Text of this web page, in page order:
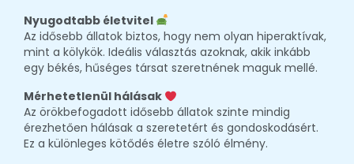
Nyugodtabb életvitel
Az idősebb állatok biztos, hogy nem olyan hiperaktívak,
mint a kölykök. Ideális választás azoknak, akik inkább
egy békés, hűséges társat szeretnének maguk mellé.
Mérhetetlenül hálásak
Az örökbefogadott idősebb állatok szinte mindig
érezhetően hálásak a szeretetért és gondoskodásért.
Ez a különleges kötődés életre szóló élmény.